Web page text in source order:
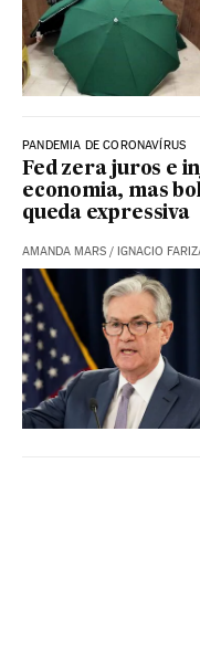
PANDEMIA DE CORONAVÍRUS
Fed zera juros e
economia, mas
queda expressiva
AMANDA MARS / IGNACIO